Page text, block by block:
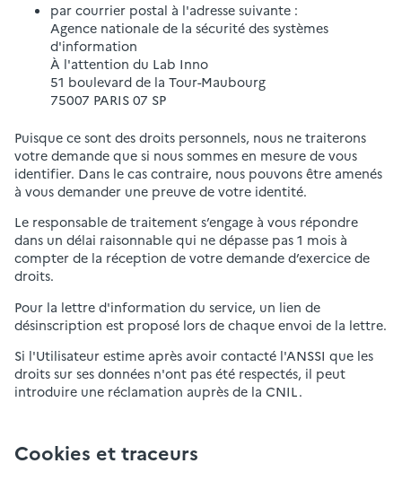
par courrier postal à l'adresse suivante :
Agence nationale de la sécurité des systèmes
d'information
À l'attention du Lab Inno
51 boulevard de la Tour-Maubourg
75007 PARIS 07 SP
Puisque ce sont des droits personnels, nous ne traiterons
votre demande que si nous sommes en mesure de vous
identifier. Dans le cas contraire, nous pouvons être amenés
à vous demander une preuve de votre identité.
Le responsable de traitement s’engage à vous répondre
dans un délai raisonnable qui ne dépasse pas 1 mois à
compter de la réception de votre demande d’exercice de
droits.
Pour la lettre d'information du service, un lien de
désinscription est proposé lors de chaque envoi de la lettre.
Si l'Utilisateur estime après avoir contacté l'ANSSI que les
droits sur ses données n'ont pas été respectés, il peut
introduire une réclamation auprès de la CNIL.
Cookies et traceurs